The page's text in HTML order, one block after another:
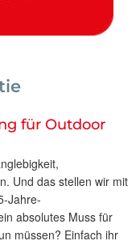
für Outdoor
Und das stellen wir mit
Jahre-
absolutes Muss für
müssen? Einfach ihr